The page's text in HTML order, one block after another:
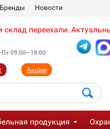
Бренды Новости
переехали.
09:00—18:00
Акции
продукция